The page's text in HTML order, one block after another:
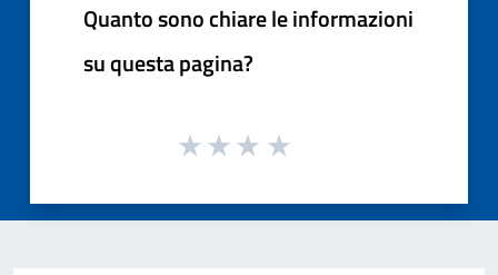
Quanto sono chiare le informazioni
su questa pagina?